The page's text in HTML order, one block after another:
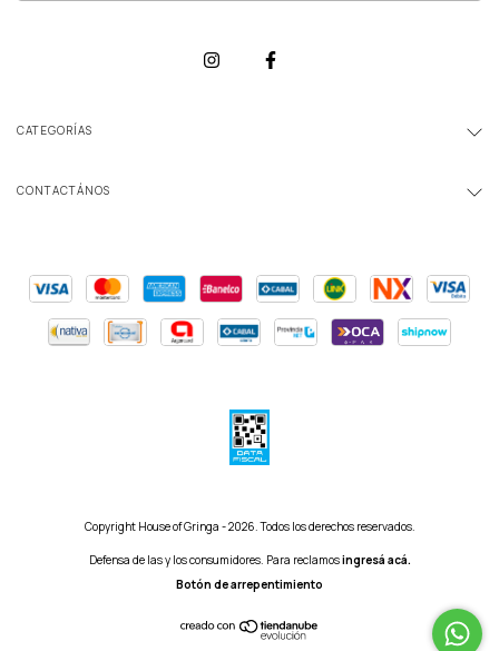
CATEGORÍAS
CONTACTÁNOS
Copyright House of Gringa - 2026. Todos los derechos reservados.
Defensa de las y los consumidores. Para reclamosingresá acá.
Botón de arrepentimiento